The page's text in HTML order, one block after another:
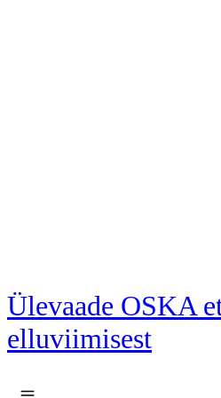
Ülevaade OSKA
elluviimisest